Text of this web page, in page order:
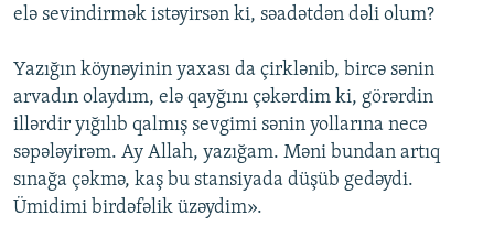
elə sevindirmək istəyirsən ki, səadətdən dəli olum?
Yazığın köynəyinin yaxası da çirklənib, bircə sənin
arvadın olaydım, elə qayğını çəkərdim ki, görərdin
illərdir yığılıb qalmış sevgimi sənin yollarına necə
səpələyirəm. Ay Allah, yazığam. Məni bundan artıq
sınağa çəkmə, kaş bu stansiyada düşüb gedəydi.
Ümidimi birdəfəlik üzəydim».